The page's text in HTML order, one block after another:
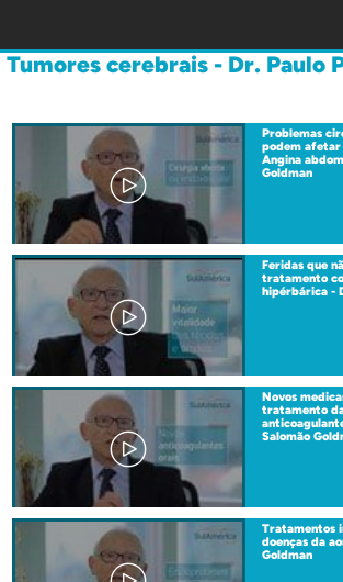
Tumores cerebrais - Dr. Paulo
Problemas
podem afetar
Angina
Goldman
Feridas que
tratamento
hipérbárica -
Novos
tratamento
Salomão
Tratamentos
doenças da
Goldman